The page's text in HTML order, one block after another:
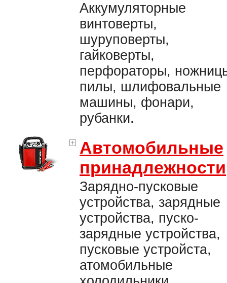
Аккумуляторные
винтоверты,
шуруповерты,
гайковерты,
перфораторы,
пилы, шлифовальные
машины, фонари,
рубанки.
Автомобильные
принадлежности
Зарядно-пусковые
устройства, зарядные
устройства, пуско-
зарядные устройства,
пусковые устройста,
атомобильные